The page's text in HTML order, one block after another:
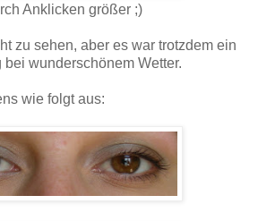
Anklicken größer ;)
zu sehen, aber es war trotzdem ein
wunderschönem Wetter.
wie folgt aus: